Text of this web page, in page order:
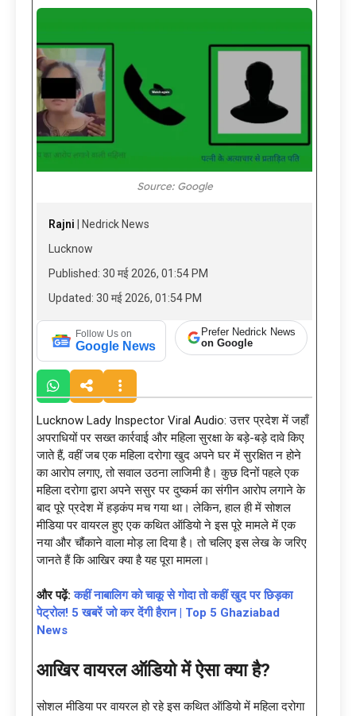
Source: Google
Rajni | Nedrick News
Lucknow
Published: 30 मई 2026, 01:54 PM
Updated: 30 मई 2026, 01:54 PM
Follow Us on
Google News
Prefer Nedrick News
on Google
Lucknow Lady Inspector Viral Audio: उत्तर प्रदेश में जहाँ
अपराधियों पर सख्त कार्रवाई और महिला सुरक्षा के बड़े-बड़े दावे किए
जाते हैं, वहीं जब एक महिला दरोगा खुद अपने घर में सुरक्षित न होने
का आरोप लगाए, तो सवाल उठना लाजिमी है। कुछ दिनों पहले एक
महिला दरोगा द्वारा अपने ससुर पर दुष्कर्म का संगीन आरोप लगाने के
बाद पूरे प्रदेश में हड़कंप मच गया था। लेकिन, हाल ही में सोशल
मीडिया पर वायरल हुए एक कथित ऑडियो ने इस पूरे मामले में एक
नया और चौंकाने वाला मोड़ ला दिया है। तो चलिए इस लेख के जरिए
जानते हैं कि आखिर क्या है यह पूरा मामला।
और पढ़ें:कहीं नाबालिग को चाकू से गोदा तो कहीं खुद पर छिड़का
पेट्रोल! 5 खबरें जो कर देंगी हैरान | Top 5 Ghaziabad
News
आखिर वायरल ऑडियो में ऐसा क्या है?
सोशल मीडिया पर वायरल हो रहे इस कथित ऑडियो में महिला दरोगा